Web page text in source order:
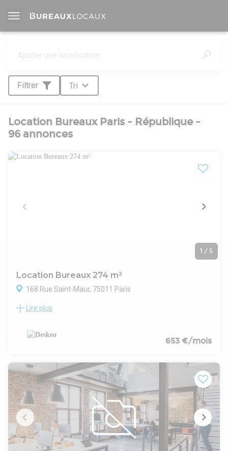
Filtrer Tri
Location Bureaux Paris - République -
96 annonces
1 / 5
Location Bureaux 274 m²
168 Rue Saint-Maur, 75011 Paris
Location bureaux Paris 11 | Parmentier Location de bureaux
Saint-Maur, 1 665 m² pouvant accueillir jusqu'à 150
collaborateurs. Ancienne manufacture industrielle atypique
Parmentier ? Le 11ème arrondissement est très vivant. Situé
entre Oberkampf et Bastille, secteur très prisé pour son
accessibilité et son dynamisme. Services : Entretien,
Sécurité, Phonebooth, Tisanerie, Wifi, Well-being Métro :
Goncourt/Hôpital Saint Louis - 3 min / Parmentier - 6 min /
Belleville - 6 min / République - 9 min
Lire plus
653 €/mois